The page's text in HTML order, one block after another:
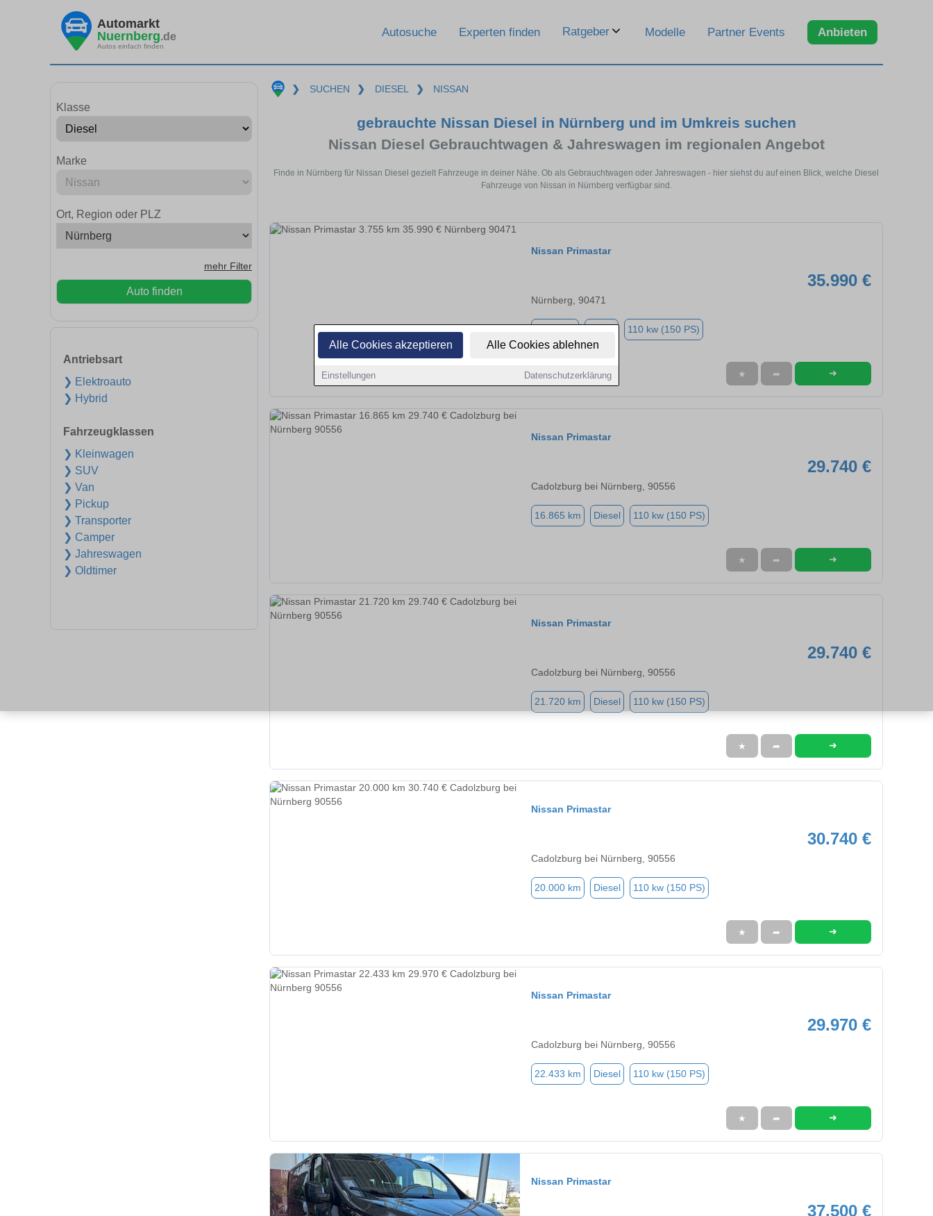
Alle Cookies akzeptieren Alle Cookies ablehnen
Einstellungen Datenschutzerklärung
Automarkt
Nuernberg.de
Autos einfach finden
Autosuche Experten finden Ratgeber Modelle Partner Events Anbieten
Klasse
Marke
Ort, Region oder PLZ
mehr Filter
Auto finden
Antriebsart
❯ Elektroauto
❯ Hybrid
Fahrzeugklassen
❯ Kleinwagen
❯ SUV
❯ Van
❯ Pickup
❯ Transporter
❯ Camper
❯ Jahreswagen
❯ Oldtimer
❯ SUCHEN ❯ DIESEL ❯ NISSAN
gebrauchte Nissan Diesel in Nürnberg und im Umkreis suchen
Nissan Diesel Gebrauchtwagen & Jahreswagen im regionalen Angebot
Finde in Nürnberg für Nissan Diesel gezielt Fahrzeuge in deiner Nähe. Ob als Gebrauchtwagen oder Jahreswagen - hier siehst du auf einen Blick, welche Diesel
Fahrzeuge von Nissan in Nürnberg verfügbar sind.
Nissan Primastar
35.990 €
Nürnberg, 90471
110 kw (150 PS)
★ ➦ ➜
Nissan Primastar
29.740 €
Cadolzburg bei Nürnberg, 90556
16.865 km Diesel 110 kw (150 PS)
★ ➦ ➜
Nissan Primastar
29.740 €
Cadolzburg bei Nürnberg, 90556
21.720 km Diesel 110 kw (150 PS)
★ ➦ ➜
Nissan Primastar
30.740 €
Cadolzburg bei Nürnberg, 90556
20.000 km Diesel 110 kw (150 PS)
★ ➦ ➜
Nissan Primastar
29.970 €
Cadolzburg bei Nürnberg, 90556
22.433 km Diesel 110 kw (150 PS)
★ ➦ ➜
Nissan Primastar
37.500 €